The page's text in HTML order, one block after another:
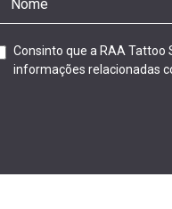
Consinto que a RAA Tattoo
informações relacionadas